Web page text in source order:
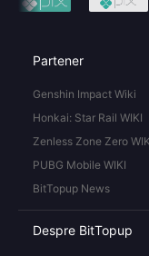
Partener
Genshin Impact Wiki
Honkai: Star Rail WIKI
Zenless Zone Zero
PUBG Mobile WIKI
BitTopup News
Despre BitTopup